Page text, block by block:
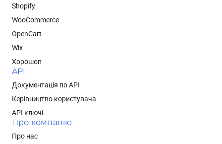
Shopify
WooCommerce
OpenCart
Wix
Хорошоп
API
Документація по API
Керівництво користувача
API ключі
Про компанію
Про нас